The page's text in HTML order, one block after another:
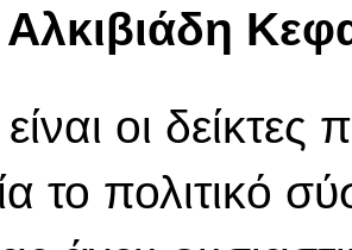
οι
το πολιτικό